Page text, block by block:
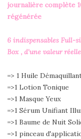
journalière complète
régénérée
6 indispensables Full-
Box , d'une valeur
=> 1 Huile
=>1 Lotion Tonique
=>1 Masque Yeux
=>1 Sérum Unifiant
=>1 Baume de Nuit
=>1 pinceau